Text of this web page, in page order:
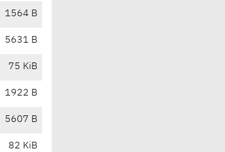
1564 B
5631 B
75 KiB
1922 B
5607 B
82 KiB